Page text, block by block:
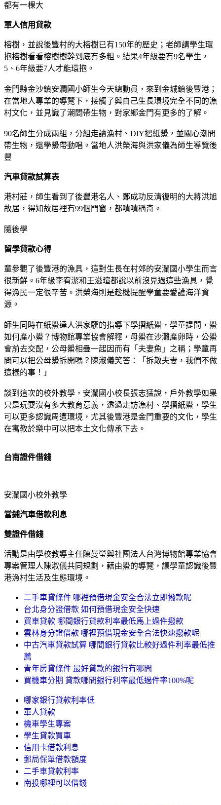
都有一棵大
軍人信用貸款
榕樹，並說後豐村的大榕樹已有150年的歷史；老師請學生環
抱榕樹看看榕樹樹幹到底有多粗。結果4年級要有9名學生，
5、6年級要7人才能環抱。
金門縣金沙鎮安瀾國小師生今天總動員，來到金城鎮後豐港；
在當地人專業的導覽下，接觸了與自己生長環境完全不同的漁
村文化，並見識了潮間帶生物，對家鄉金門有更多的了解。
90名師生分成兩組，分組走讀漁村、DIY摺紙鱟，並關心潮間
帶生物，還學鱟帶動唱。當地人洪榮海與洪家儀為師生導覽後
豐
汽車貸款試算表
港村莊，師生看到了後豐港名人、鄭成功反清復明的大將洪旭
故居，得知故居裡有99個門窗，都嘖嘖稱奇。
隨後學
留學貸款心得
童參觀了後豐港的漁具，這對生長在村郊的安瀾國小學生而言
很新鮮。6年級李宥潔和王滋瑄都說以前沒見過這些漁具，覺
得漁民一定很辛苦。洪榮海則是趁機提醒學童要愛護海洋資
源。
師生同時在紙鱟達人洪家驥的指導下學摺紙鱟，學童提問，鱟
如何產小鱟？博物館專業協會解釋，母鱟在沙灘產卵時，公鱟
會前去交配，公母鱟相疊一起因而有「夫妻魚」之稱；學童再
問可以把公母鱟拆開嗎？陳淑儀笑答：「拆散夫妻，我們不做
這樣的事！」
談到這次的校外教學，安瀾國小校長張志猛說，戶外教學如果
只是玩耍沒有多大教育意義，透過走訪漁村、學摺紙鱟，學生
可以更多認識周遭環境，尤其後豐港是金門重要的文化，學生
在寓教於樂中可以把本土文化傳承下去。
台南證件借錢
安瀾國小校外教學
當鋪汽車借款利息
雙證件借錢
活動是由學校教導主任陳曼瑩與社團法人台灣博物館專業協會
專案管理人陳淑儀共同規劃，藉由鱟的導覽，讓學童認識後豐
港漁村生活及生態環境。
二手車貸條件 哪裡預借現金安全合法立即撥款呢
台北身分證借款 如何預借現金安全快速
買車貸款 哪間銀行貸款利率最低馬上過件撥款
雲林身分證借款 哪裡預借現金安全合法快速撥款呢
中古汽車貸款試算 哪間銀行貸款比較好過件利率最低推
薦
青年房貸條件 最好貸款的銀行有哪間
買機車分期 貸款哪間銀行利率最低過件率100%呢
哪家銀行貸款利率低
軍人貸款
機車學生專案
學生貸款買車
信用卡借款利息
郵局保單借款額度
二手車貸款利率
南投哪裡可以借錢